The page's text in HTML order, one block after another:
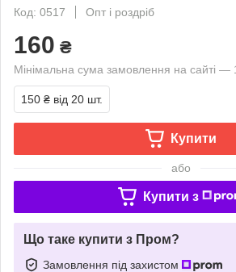
Код: 0517
Опт і роздріб
160 ₴
Мінімальна сума замовлення на сайті —
150 ₴ від 20 шт.
Купити
або
Купити з
Що таке купити з Пром?
Замовлення під захистом